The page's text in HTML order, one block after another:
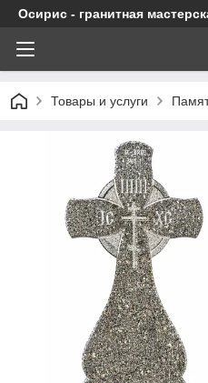
Осирис - гранитная
Товары и услуги